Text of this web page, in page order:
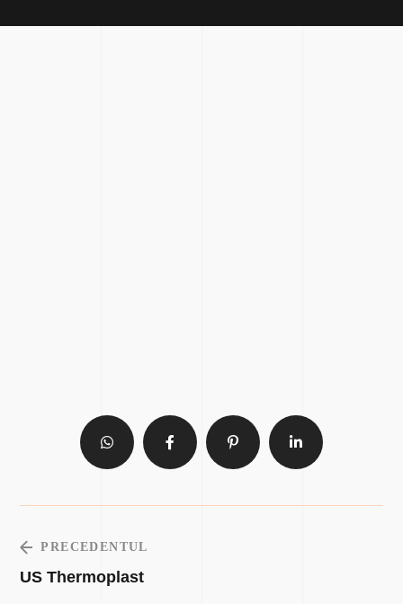
PRECEDENTUL
US Thermoplast